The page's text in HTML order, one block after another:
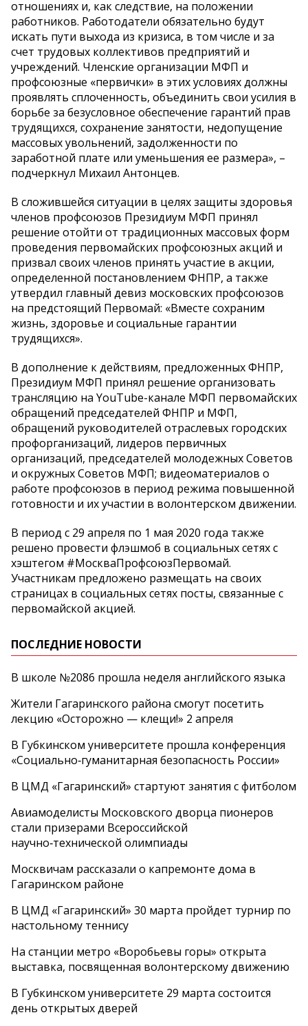
отношениях и, как следствие, на положении
работников. Работодатели обязательно будут
искать пути выхода из кризиса, в том числе и за
счет трудовых коллективов предприятий и
учреждений. Членские организации МФП и
профсоюзные «первички» в этих условиях должны
проявлять сплоченность, объединить свои усилия в
борьбе за безусловное обеспечение гарантий прав
трудящихся, сохранение занятости, недопущение
массовых увольнений, задолженности по
заработной плате или уменьшения ее размера», –
подчеркнул Михаил Антонцев.
В сложившейся ситуации в целях защиты здоровья
членов профсоюзов Президиум МФП принял
решение отойти от традиционных массовых форм
проведения первомайских профсоюзных акций и
призвал своих членов принять участие в акции,
определенной постановлением ФНПР, а также
утвердил главный девиз московских профсоюзов
на предстоящий Первомай: «Вместе сохраним
жизнь, здоровье и социальные гарантии
трудящихся».
В дополнение к действиям, предложенных ФНПР,
Президиум МФП принял решение организовать
трансляцию на YouTube-канале МФП первомайских
обращений председателей ФНПР и МФП,
обращений руководителей отраслевых городских
профорганизаций, лидеров первичных
организаций, председателей молодежных Советов
и окружных Советов МФП; видеоматериалов о
работе профсоюзов в период режима повышенной
готовности и их участии в волонтерском движении.
В период с 29 апреля по 1 мая 2020 года также
решено провести флэшмоб в социальных сетях с
хэштегом #МоскваПрофсоюзПервомай.
Участникам предложено размещать на своих
страницах в социальных сетях посты, связанные с
первомайской акцией.
ПОСЛЕДНИЕ НОВОСТИ
В школе №2086 прошла неделя английского языка
Жители Гагаринского района смогут посетить
лекцию «Осторожно — клещи!» 2 апреля
В Губкинском университете прошла конференция
«Социально‑гуманитарная безопасность России»
В ЦМД «Гагаринский» стартуют занятия с фитболом
Авиамоделисты Московского дворца пионеров
стали призерами Всероссийской
научно‑технической олимпиады
Москвичам рассказали о капремонте дома в
Гагаринском районе
В ЦМД «Гагаринский» 30 марта пройдет турнир по
настольному теннису
На станции метро «Воробьевы горы» открыта
выставка, посвященная волонтерскому движению
В Губкинском университете 29 марта состоится
день открытых дверей